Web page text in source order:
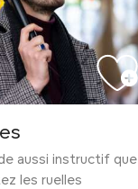
aussi instructif que
les ruelles